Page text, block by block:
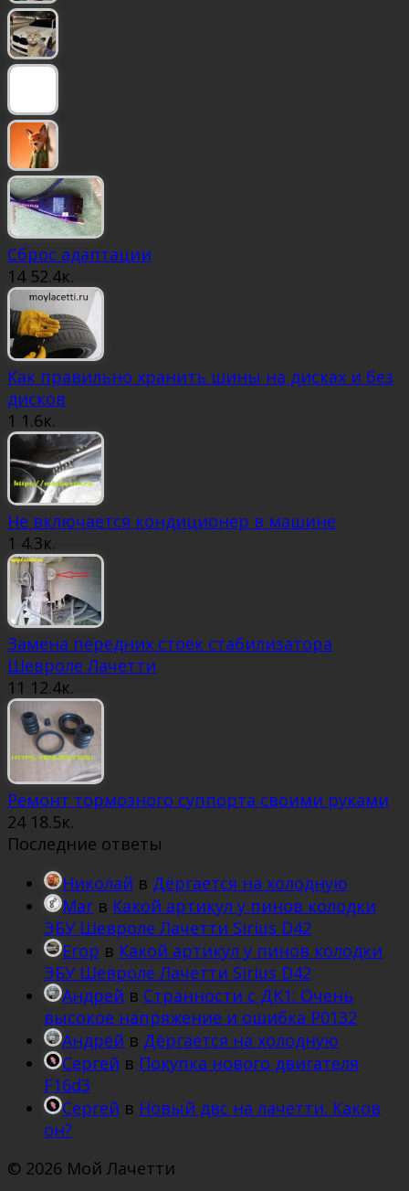
Сброс адаптации
14 52.4к.
Как правильно хранить шины на дисках и без
дисков
1 1.6к.
Не включается кондиционер в машине
1 4.3к.
Замена передних стоек стабилизатора
Шевроле Лачетти
11 12.4к.
Ремонт тормозного суппорта своими руками
24 18.5к.
Последние ответы
Николай в Дёргается на холодную
Mar в Какой артикул у пинов колодки
ЭБУ Шевроле Лачетти Sirius D42
Егор в Какой артикул у пинов колодки
ЭБУ Шевроле Лачетти Sirius D42
Андрей в Странности с ДК1: Очень
высокое напряжение и ошибка Р0132
Андрей в Дёргается на холодную
Сергей в Покупка нового двигателя
F16d3
Сергей в Новый двс на лачетти. Каков
он?
© 2026 Мой Лачетти